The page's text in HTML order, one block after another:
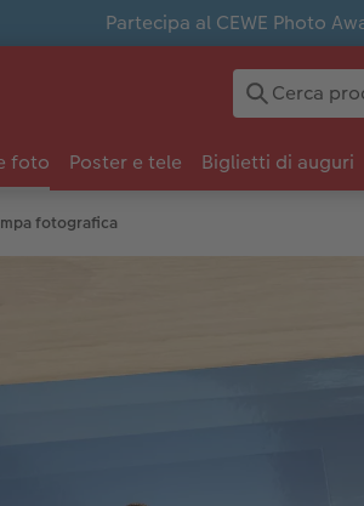
Partecipa al CEWE Photo
foto Poster e tele Biglietti di auguri
fotografica